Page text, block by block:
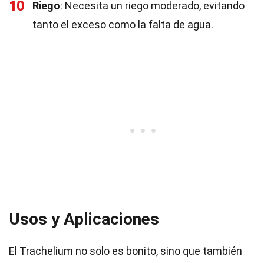
10 Riego: Necesita un riego moderado, evitando
tanto el exceso como la falta de agua.
Usos y Aplicaciones
El Trachelium no solo es bonito, sino que también